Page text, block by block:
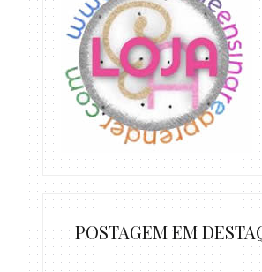
POSTAGEM EM